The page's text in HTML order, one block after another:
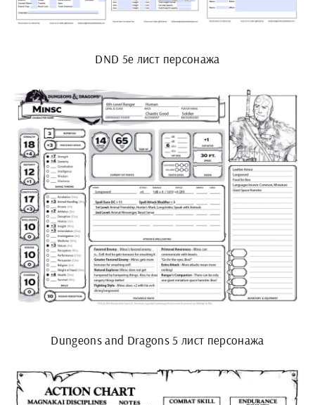
DND 5e лист персонажа
Dungeons and Dragons 5 лист персонажа